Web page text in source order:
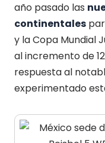
año pasado las
continentales
y la Copa Mundial
al incremento de
respuesta al
experimentado